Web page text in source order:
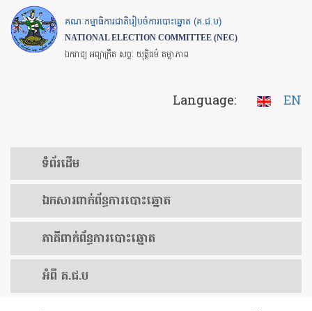
Skip
to
main
គណៈកម្មាធិការជាតិរៀបចំការបោះឆ្នោត (គ.ជ.ប)
NATIONAL ELECTION COMMITTEE (NEC)
ឯករាជ្យ អព្យាក្រឹត សច្ចៈ យុត្តិធម៌ តម្លាភាព
Language: EN
ទំព័រ​ដើម
ឯកសារ​ពាក់ព័ន្ធ​ការ​បោះឆ្នោត
​ភាគីពាក់ព័ន្ធ​​ការ​បោះឆ្នោត
អំពី គ.ជ.ប